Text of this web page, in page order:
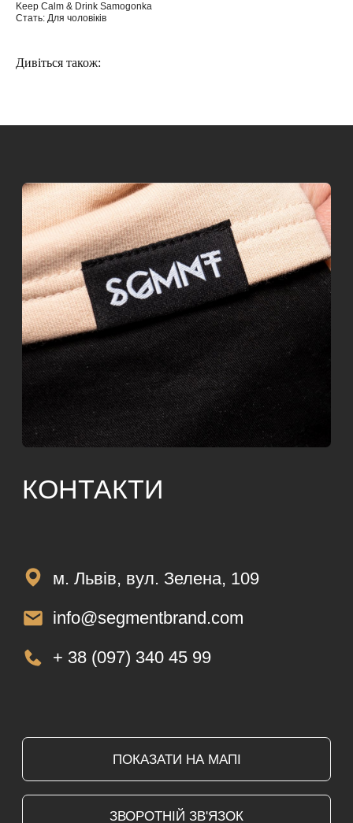
Keep Calm & Drink Samogonka
Стать: Для чоловіків
Дивіться також:
КОНТАКТИ
м. Львів, вул. Зелена, 109
info@segmentbrand.com
+ 38 (097) 340 45 99
ПОКАЗАТИ НА МАПІ
ЗАЯВКА НА САЙТІ
ДЗВІНОК МЕНЕДЖЕРА
менеджер вам зателефонує
Менеджер уточнить та підтвердить ваше